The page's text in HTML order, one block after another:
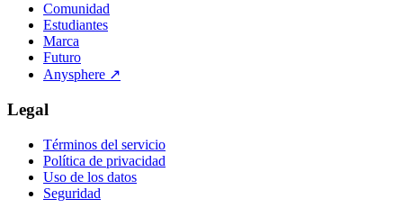
Comunidad
Estudiantes
Marca
Futuro
Anysphere ↗
Legal
Términos del servicio
Política de privacidad
Uso de los datos
Seguridad